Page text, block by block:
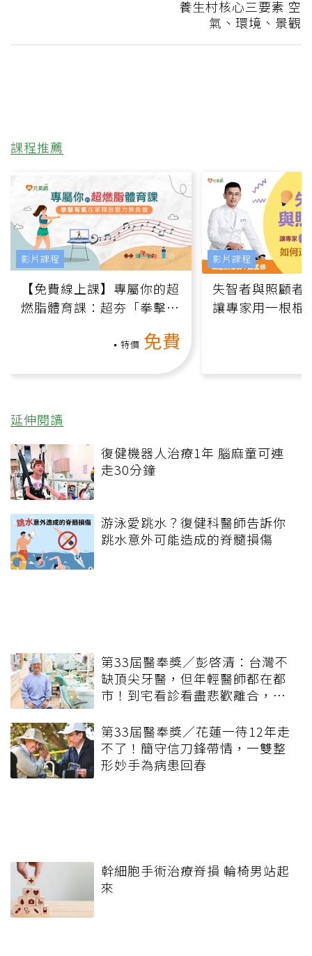
養生村核心三要素 空
氣、環境、景觀
課程推薦
【免費線上課】專屬你的超
燃脂體育課：超夯「拳擊有
特價 免費
影片課程
失智者與照顧者
讓專家用一根棍
影片課程
延伸閱讀
復健機器人治療1年 腦麻童可連
走30分鐘
游泳愛跳水？復健科醫師告訴你
跳水意外可能造成的脊髓損傷
第33屆醫奉獎／彭啓清：台灣不
缺頂尖牙醫，但年輕醫師都在都
市！到宅看診看盡悲歡離合，也
第33屆醫奉獎／花蓮一待12年走
不了！簡守信刀鋒帶情，一雙整
形妙手為病患回春
幹細胞手術治療脊損 輪椅男站起
來